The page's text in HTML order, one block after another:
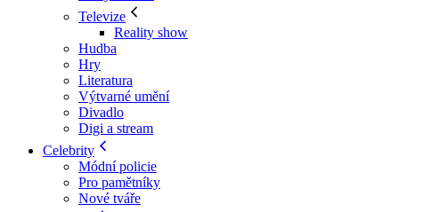
Televize
Reality show
Hudba
Hry
Literatura
Výtvarné umění
Divadlo
Digi a stream
Celebrity
Módní policie
Pro pamětníky
Nové tváře